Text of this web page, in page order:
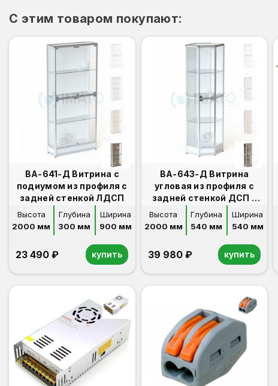
C этим товаром покупают:
ВА-641-Д Витрина с
подиумом из профиля с
задней стенкой ЛДСП
Высота
2000 мм
Глубина
300 мм
Ширина
900 мм
23 490 ₽ купить
ВА-643-Д Витрина
угловая из профиля с
задней стенкой ДСП к
ВА-640-Д,641-Д
Высота
2000 мм
Глубина
540 мм
Ширина
540 мм
39 980 ₽ купить